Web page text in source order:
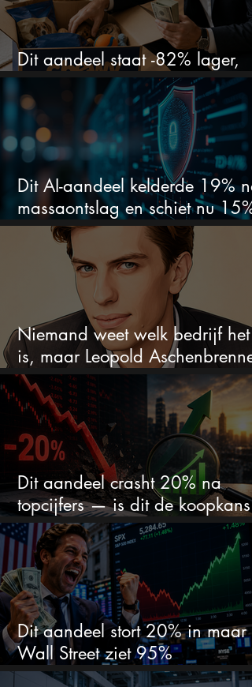
Dit aandeel staat -82% lager,
terwijl het bedrijf gewoon groeit
Dit AI-aandeel kelderde 19% na
massaontslag en schiet nu 15%
omhoog
Niemand weet welk bedrijf het
is, maar Leopold Aschenbrenner
zet er nu $500 miljoen op
Dit aandeel crasht 20% na
topcijfers — is dit de koopkans
waar beleggers op wachtten?
Dit aandeel stort 20% in maar
Wall Street ziet 95%
koerspotentieel